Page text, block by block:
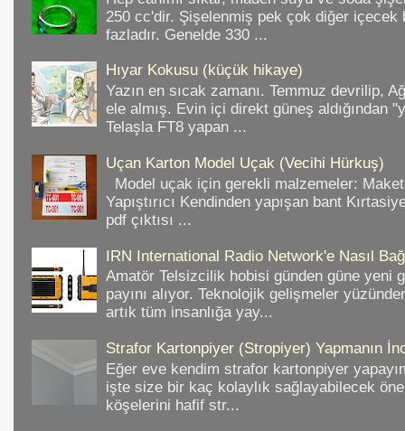
250 cc'dir. Şişelenmiş pek çok diğer içecek
fazladır. Genelde 330 ...
Hıyar Kokusu (küçük hikaye)
Yazın en sıcak zamanı. Temmuz devrilip,
ele almış. Evin içi direkt güneş aldığından
Telaşla FT8 yapan ...
Uçan Karton Model Uçak (Vecihi Hürkuş)
Model uçak için gerekli malzemeler: Maket
Yapıştırıcı Kendinden yapışan bant
pdf çıktısı ...
IRN International Radio Network'e Nasıl
Amatör Telsizcilik hobisi günden güne yeni
payını alıyor. Teknolojik gelişmeler
artık tüm insanlığa yay...
Strafor Kartonpiyer (Stropiyer) Yapmanın
Eğer eve kendim strafor kartonpiyer
işte size bir kaç kolaylık sağlayabilecek
köşelerini hafif str...